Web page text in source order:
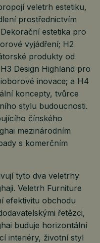
veletrh estetiku,
prostřednictvím
estetika pro
vyjádření; H2
produkty od
Design Highland pro
inovace; a H4
koncepty, tvůrce
stylu budoucnosti.
čínského
mezinárodním
s komerčním
tyto dva veletrhy
Veletrh Furniture
efektivitu obchodu
řetězci,
buduje horizontální
interiéry, životní styl